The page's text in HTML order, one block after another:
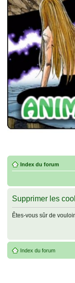
Index du forum
Supprimer les
Êtes-vous sûr de
Index du forum